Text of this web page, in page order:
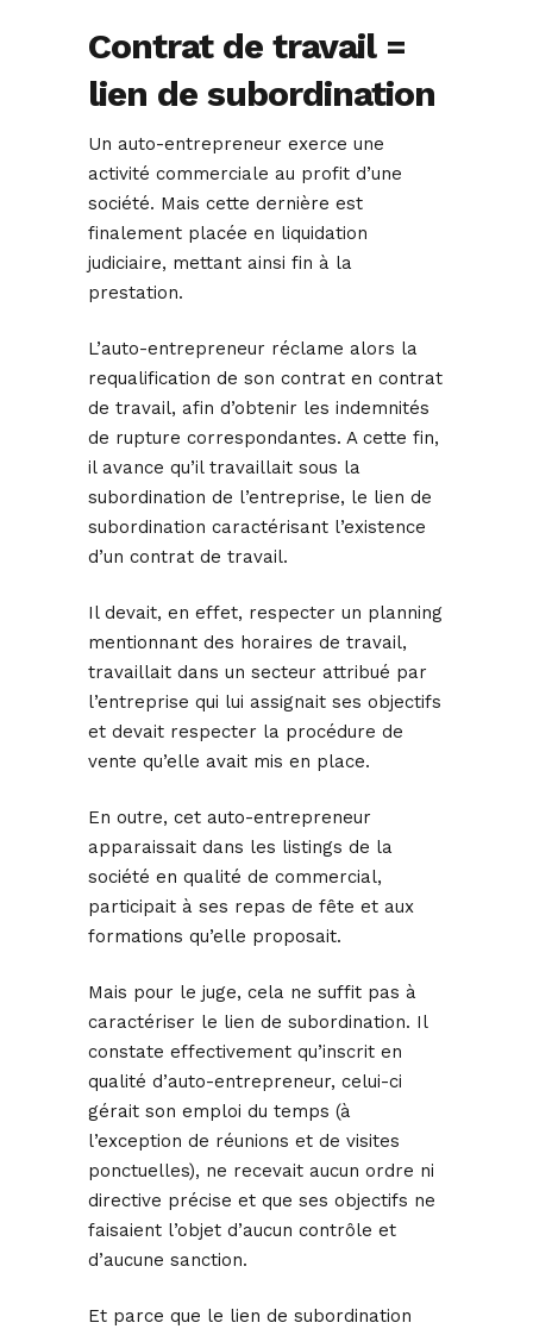
Contrat de travail =
lien de subordination
Un auto-entrepreneur exerce une
activité commerciale au profit d’une
société. Mais cette dernière est
finalement placée en liquidation
judiciaire, mettant ainsi fin à la
prestation.
L’auto-entrepreneur réclame alors la
requalification de son contrat en contrat
de travail, afin d’obtenir les indemnités
de rupture correspondantes. A cette fin,
il avance qu’il travaillait sous la
subordination de l’entreprise, le lien de
subordination caractérisant l’existence
d’un contrat de travail.
Il devait, en effet, respecter un planning
mentionnant des horaires de travail,
travaillait dans un secteur attribué par
l’entreprise qui lui assignait ses objectifs
et devait respecter la procédure de
vente qu’elle avait mis en place.
En outre, cet auto-entrepreneur
apparaissait dans les listings de la
société en qualité de commercial,
participait à ses repas de fête et aux
formations qu’elle proposait.
Mais pour le juge, cela ne suffit pas à
caractériser le lien de subordination. Il
constate effectivement qu’inscrit en
qualité d’auto-entrepreneur, celui-ci
gérait son emploi du temps (à
l’exception de réunions et de visites
ponctuelles), ne recevait aucun ordre ni
directive précise et que ses objectifs ne
faisaient l’objet d’aucun contrôle et
d’aucune sanction.
Et parce que le lien de subordination